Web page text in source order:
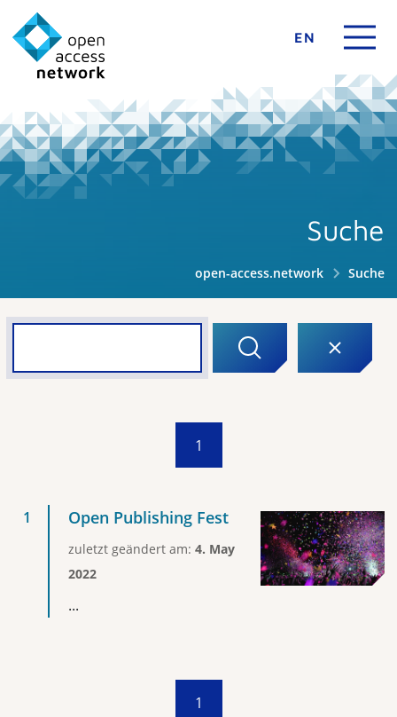
EN
Suche
open-access.network Suche
1
Open Publishing Fest
zuletzt geändert am: 4. May
2022
...
1